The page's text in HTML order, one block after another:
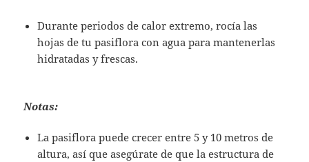
Durante periodos de calor extremo, rocía las
hojas de tu pasiflora con agua para mantenerlas
hidratadas y frescas.
Notas:
La pasiflora puede crecer entre 5 y 10 metros de
altura, así que asegúrate de que la estructura de